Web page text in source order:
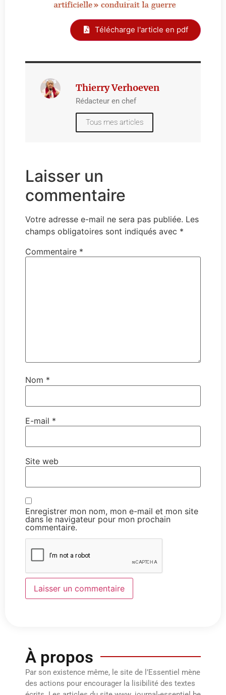
Télécharge l'article en pdf
Thierry Verhoeven
Rédacteur en chef
Tous mes articles
Laisser un
commentaire
Votre adresse e-mail ne sera pas publiée. Les
champs obligatoires sont indiqués avec *
Commentaire *
Nom *
E-mail *
Site web
Enregistrer mon nom, mon e-mail et mon site
dans le navigateur pour mon prochain
commentaire.
À propos
Par son existence même, le site de l’Essentiel mène
des actions pour encourager la lisibilité des textes